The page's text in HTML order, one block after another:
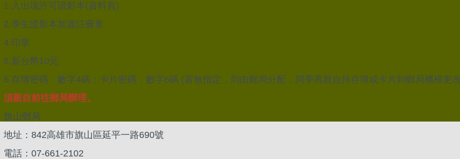
1.入出境許可證影本(資料頁)
2.學生證影本加蓋註冊章
4.印章
5.新台幣10元
6.存簿密碼：數字4碼；卡片密碼：數字6碼 (若無指定，則由郵局分配，同學再親自持存簿或卡片到郵局櫃檯更
須親自前往郵局辦理。
旗山郵局
地址：842高雄市旗山區延平一路690號
電話：07-661-2102